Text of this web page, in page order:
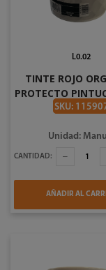
TINTE ROJO
PROTECTO
1/4 = 32
SKU:
L0.02
Unidad:
CANTIDAD:
AÑADIR AL